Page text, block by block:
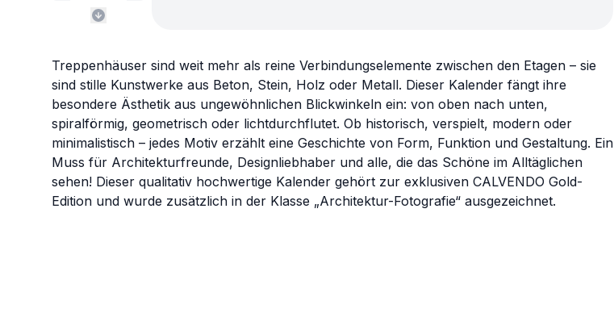
Treppenhäuser sind weit mehr als reine Verbindungselemente zwischen den Etagen – sie
sind stille Kunstwerke aus Beton, Stein, Holz oder Metall. Dieser Kalender fängt ihre
besondere Ästhetik aus ungewöhnlichen Blickwinkeln ein: von oben nach unten,
spiralförmig, geometrisch oder lichtdurchflutet. Ob historisch, verspielt, modern oder
minimalistisch – jedes Motiv erzählt eine Geschichte von Form, Funktion und Gestaltung. Ein
Muss für Architekturfreunde, Designliebhaber und alle, die das Schöne im Alltäglichen
sehen! Dieser qualitativ hochwertige Kalender gehört zur exklusiven CALVENDO Gold-
Edition und wurde zusätzlich in der Klasse „Architektur-Fotografie“ ausgezeichnet.